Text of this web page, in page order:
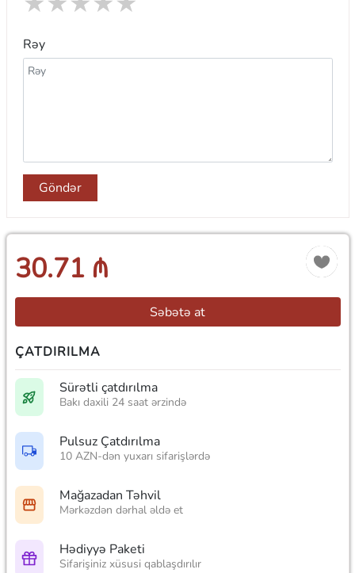
Rəy
Göndər
30.71 ₼
Səbətə at
ÇATDIRILMA
Sürətli çatdırılma
Bakı daxili 24 saat ərzində
Pulsuz Çatdırılma
10 AZN-dən yuxarı sifarişlərdə
Mağazadan Təhvil
Mərkəzdən dərhal əldə et
Hədiyyə Paketi
Sifarişiniz xüsusi qablaşdırılır